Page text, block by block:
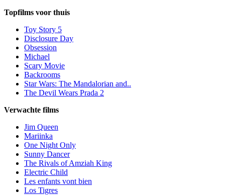
Topfilms voor thuis
Toy Story 5
Disclosure Day
Obsession
Michael
Scary Movie
Backrooms
Star Wars: The Mandalorian and..
The Devil Wears Prada 2
Verwachte films
Jim Queen
Mariinka
One Night Only
Sunny Dancer
The Rivals of Amziah King
Electric Child
Les enfants vont bien
Los Tigres